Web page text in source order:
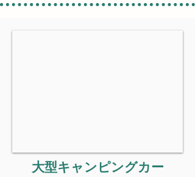
​大型キャンピングカー